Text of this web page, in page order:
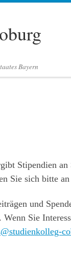
Bayern
Stipendien
Sie sich bitte
und
Sie